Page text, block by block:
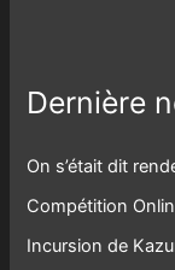
Dernière
On s’était dit
Compétition
Incursion de